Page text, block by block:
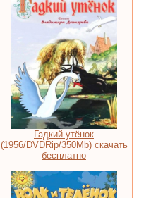
Гадкий утёнок
(1956/DVDRip/350Mb) скачать
бесплатно